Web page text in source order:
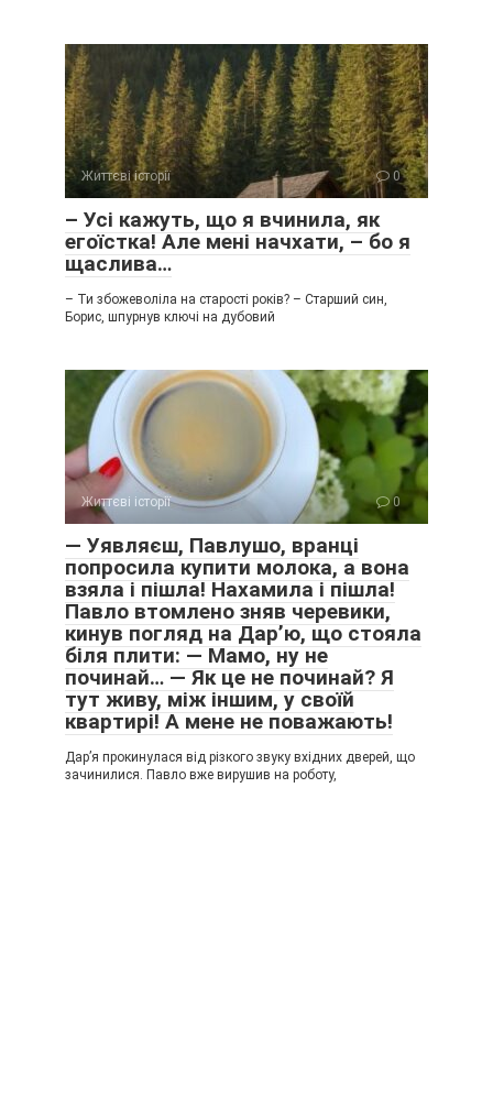
Життєві історії 0
– Усі кажуть, що я вчинила, як
егоїстка! Але мені начхати, – бо я
щаслива…
– Ти збожеволіла на старості років? – Старший син,
Борис, шпурнув ключі на дубовий
Життєві історії 0
— Уявляєш, Павлушо, вранці
попросила купити молока, а вона
взяла і пішла! Нахамила і пішла!
Павло втомлено зняв черевики,
кинув погляд на Дар’ю, що стояла
біля плити: — Мамо, ну не
починай… — Як це не починай? Я
тут живу, між іншим, у своїй
квартирі! А мене не поважають!
Дар’я прокинулася від різкого звуку вхідних дверей, що
зачинилися. Павло вже вирушив на роботу,